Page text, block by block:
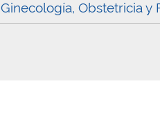
Ginecología, Obstetricia y